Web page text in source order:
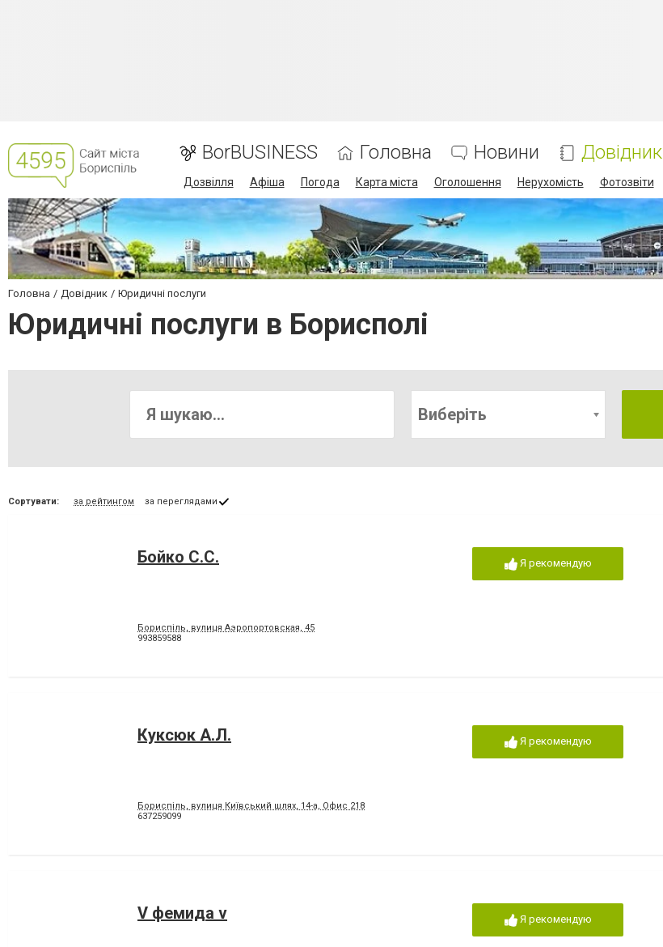
BorBUSINESS Головна Новини Довідник
Дозвілля Афіша Погода Карта міста Оголошення Нерухомість Фотозвіти
Головна Довідник Юридичні послуги
Юридичні послуги в Борисполі
Виберіть
Сортувати: за рейтингом за переглядами
Бойко С.С.
Бориспіль, вулиця Аэропортовская, 45
993859588
Я рекомендую
Куксюк А.Л.
Бориспіль, вулиця Київський шлях, 14-а, Офис 218
637259099
Я рекомендую
V фемида v Я рекомендую